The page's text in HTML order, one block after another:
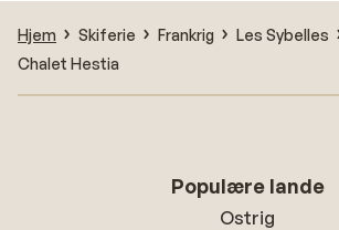
Hjem Skiferie Frankrig Les Sybelles
Chalet Hestia
Populære lande
Ostrig